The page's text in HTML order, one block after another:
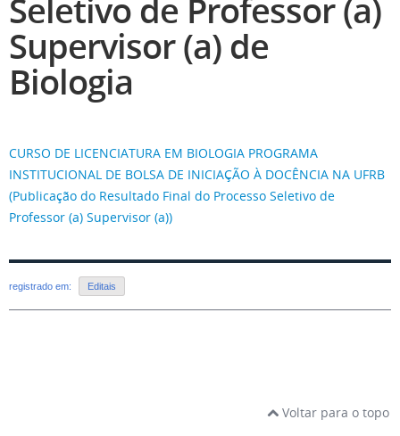
Seletivo de Professor (a)
Supervisor (a) de
Biologia
CURSO DE LICENCIATURA EM BIOLOGIA PROGRAMA
INSTITUCIONAL DE BOLSA DE INICIAÇÃO À DOCÊNCIA NA UFRB
(Publicação do Resultado Final do Processo Seletivo de
Professor (a) Supervisor (a))
registrado em: Editais
Voltar para o topo